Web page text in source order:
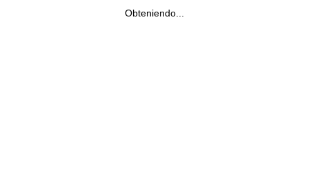
Obteniendo...